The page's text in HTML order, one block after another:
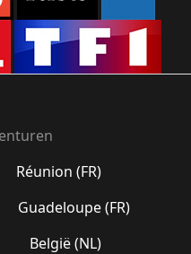
Réunion (FR)
Guadeloupe (FR)
België (NL)